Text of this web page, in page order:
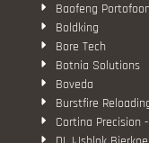
Baofeng
Boldking
Bore Tech
Botnia Solutions
Boveda
Burstfire
Cortina Precision